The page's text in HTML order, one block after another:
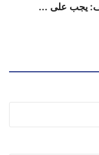
يجب على ...